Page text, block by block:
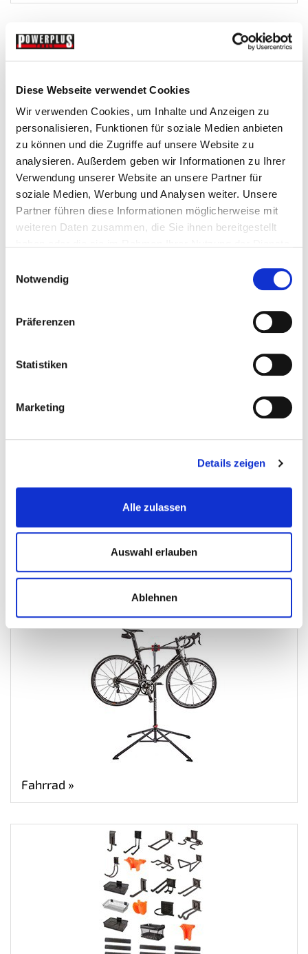
Diese Webseite verwendet Cookies
Wir verwenden Cookies, um Inhalte und Anzeigen zu
personalisieren, Funktionen für soziale Medien anbieten
zu können und die Zugriffe auf unsere Website zu
analysieren. Außerdem geben wir Informationen zu Ihrer
Verwendung unserer Website an unsere Partner für
soziale Medien, Werbung und Analysen weiter. Unsere
Partner führen diese Informationen möglicherweise mit
weiteren Daten zusammen, die Sie ihnen bereitgestellt
Notwendig
Präferenzen
Statistiken
Marketing
Details zeigen
Alle zulassen
Auswahl erlauben
Ablehnen
Werkstattwagen einlagen »
Klickfliesen »
Fahrrad »